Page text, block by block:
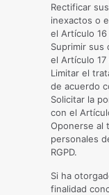
Rectificar
inexactos o
el Artículo 16
Suprimir sus
el Artículo 17
Limitar el
de acuerdo
Solicitar la
con el
Oponerse al
personales
RGPD.
Si ha
finalidad